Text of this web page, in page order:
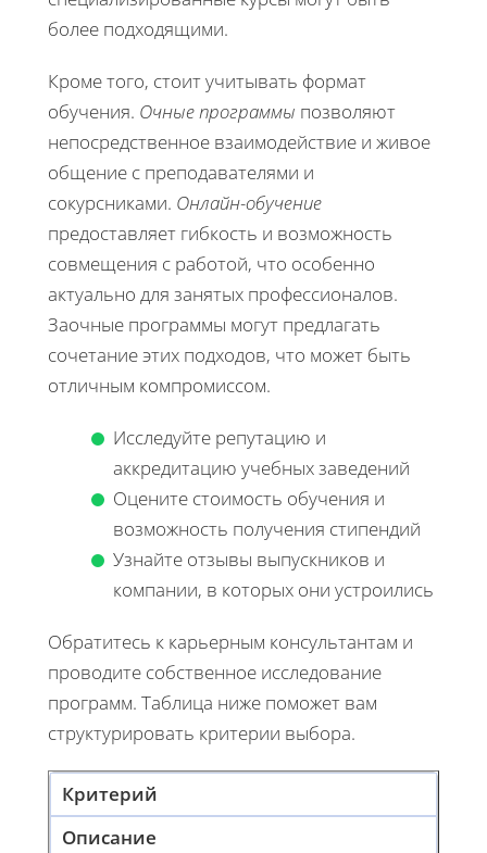
более подходящими.
Кроме того, стоит учитывать формат
обучения. Очные программы позволяют
непосредственное взаимодействие и живое
общение с преподавателями и
сокурсниками. Онлайн-обучение
предоставляет гибкость и возможность
совмещения с работой, что особенно
актуально для занятых профессионалов.
Заочные программы могут предлагать
сочетание этих подходов, что может быть
отличным компромиссом.
Исследуйте репутацию и
аккредитацию учебных заведений
Оцените стоимость обучения и
возможность получения стипендий
Узнайте отзывы выпускников и
компании, в которых они устроились
Обратитесь к карьерным консультантам и
проводите собственное исследование
программ. Таблица ниже поможет вам
структурировать критерии выбора.
Критерий
Описание